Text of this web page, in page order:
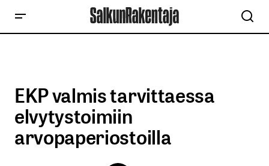
EKP valmis tarvittaessa
elvytystoimiin
arvopaperiostoilla